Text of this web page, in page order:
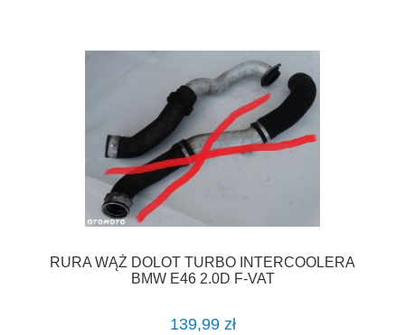
RURA WĄŻ DOLOT TURBO INTERCOOLERA
BMW E46 2.0D F-VAT
139,99 zł